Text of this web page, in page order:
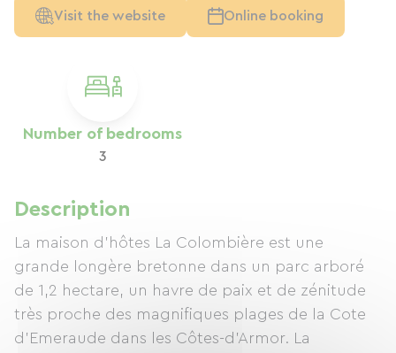
Number of bedrooms
3
Description
La maison d'hôtes La Colombière est une
grande longère bretonne dans un parc arboré
de 1,2 hectare, un havre de paix et de zénitude
très proche des magnifiques plages de la Cote
d'Emeraude dans les Côtes-d'Armor. La
Visit the website Online booking